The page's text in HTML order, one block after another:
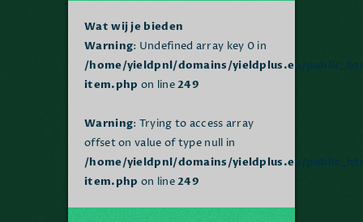
Wat wij je bieden
Warning: Undefined array key 0 in
/home/yieldpnl/domains/yieldplus.eu/
item.php on line249
Warning: Trying to access array
offset on value of type null in
/home/yieldpnl/domains/yieldplus.eu/
item.php on line249